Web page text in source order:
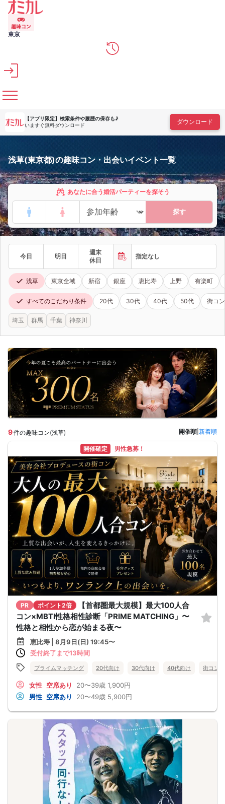
メインコンテンツへスキップ
東京
【アプリ限定】 検索条件や履歴の保存も♪
いますぐ無料ダウンロード
ダウンロード
浅草(東京都)の趣味コン・出会いイベント一覧
あなたに合う婚活パーティーを探そう
探す
今日 明日
週末
休日
指定なし
浅草 東京全域 新宿 銀座 恵比寿 上野 有楽町
すべてのこだわり条件 20代 30代 40代 50代 街コン
埼玉 群馬 千葉 神奈川
9件の趣味コン(浅草) 開催順 新着順
開催確定 男性急募！
PR ポイント2倍
【首都圏最大規模】最大100人合
コン×MBTI性格相性診断「PRIME MATCHING」〜
性格と相性から恋が始まる夜〜
恵比寿 | 8月9日(日) 19:45〜
受付終了まで13時間
プライムマッチング 20代向け 30代向け 40代向け 街コン
女性 空席あり 20〜39歳 1,900円
男性 空席あり 20〜49歳 5,900円